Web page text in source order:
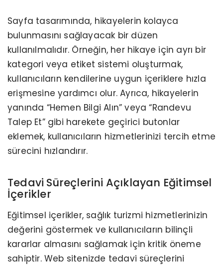
Sayfa tasarımında, hikayelerin kolayca
bulunmasını sağlayacak bir düzen
kullanılmalıdır. Örneğin, her hikaye için ayrı bir
kategori veya etiket sistemi oluşturmak,
kullanıcıların kendilerine uygun içeriklere hızla
erişmesine yardımcı olur. Ayrıca, hikayelerin
yanında “Hemen Bilgi Alın” veya “Randevu
Talep Et” gibi harekete geçirici butonlar
eklemek, kullanıcıların hizmetlerinizi tercih etme
sürecini hızlandırır.
Tedavi Süreçlerini Açıklayan Eğitimsel
İçerikler
Eğitimsel içerikler, sağlık turizmi hizmetlerinizin
değerini göstermek ve kullanıcıların bilinçli
kararlar almasını sağlamak için kritik öneme
sahiptir. Web sitenizde tedavi süreçlerini